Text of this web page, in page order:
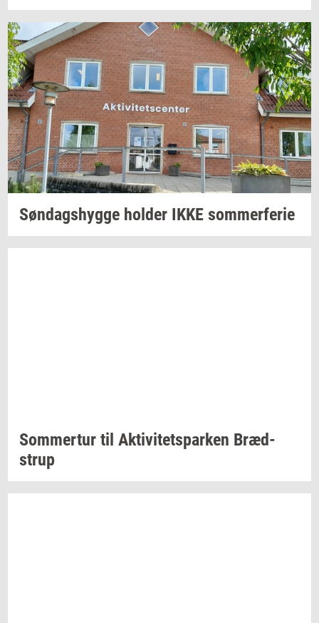
Søn­dags­hyg­ge hol­der IKKE som­mer­fe­rie
Som­mer­tur til Ak­ti­vi­tetspar­ken Bræd­
strup